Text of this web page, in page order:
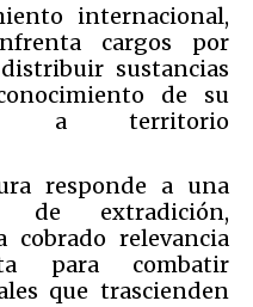
internacional,
cargos por
sustancias
de su
a territorio
responde a una
de extradición,
cobrado relevancia
para combatir
que trascienden